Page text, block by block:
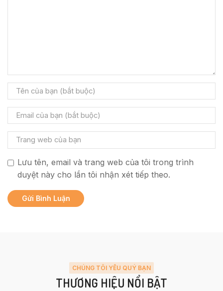
Lưu tên, email và trang web của tôi trong trình
duyệt này cho lần tôi nhận xét tiếp theo.
CHÚNG TÔI YÊU QUÝ BẠN
THƯƠNG HIỆU NỔI BẬT